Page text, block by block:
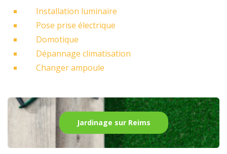
Installation luminaire
Pose prise électrique
Domotique
Dépannage climatisation
Changer ampoule
Jardinage sur Reims